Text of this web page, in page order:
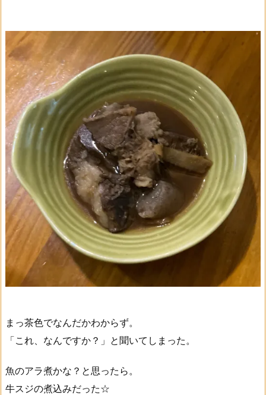
まっ茶色でなんだかわからず。
「これ、なんですか？」と聞いてしまった。
魚のアラ煮かな？と思ったら。
牛スジの煮込みだった☆